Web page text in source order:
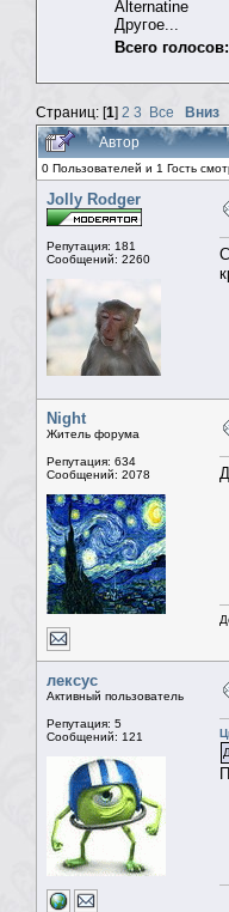
Alternatine
Другое...
Всего
Страниц: [1] 2 3 Все
Вниз
Автор
0 Пользователей и 1 Гость
Jolly Rodger
Репутация: 181
Сообщений: 2260
Night
Житель форума
Репутация: 634
Сообщений: 2078
лексус
Активный пользователь
Репутация: 5
Сообщений: 121